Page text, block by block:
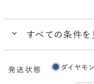
すべての条件を
ブランドで人気の品質
発送状態 ダイヤモ